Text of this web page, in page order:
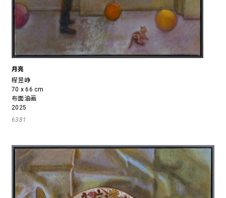
月亮
程昱峥
70 x 66 cm
布面油画
2025
6381